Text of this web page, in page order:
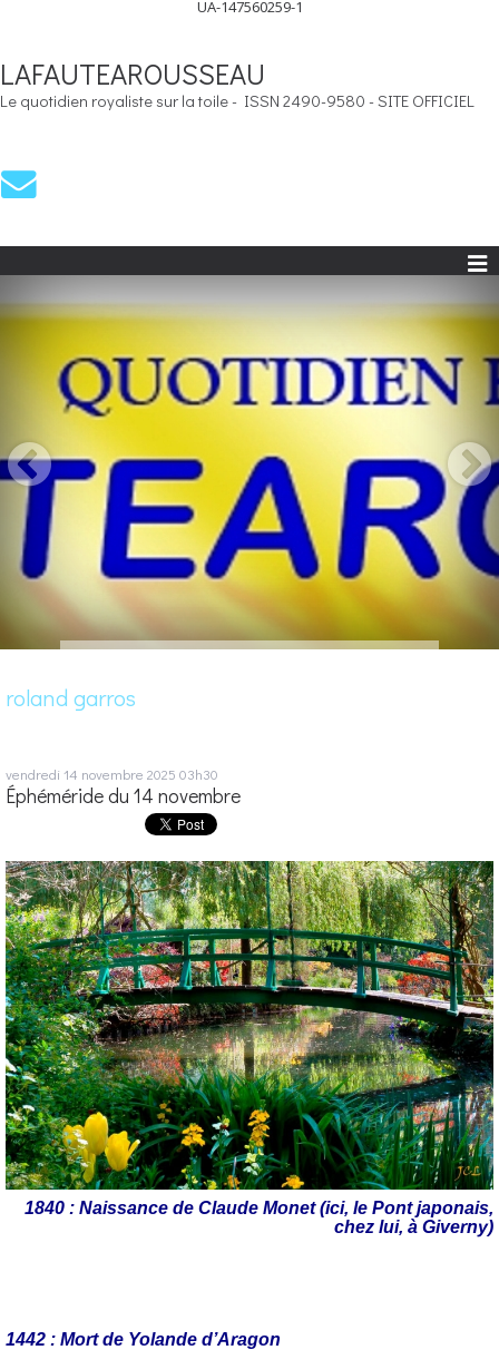
UA-147560259-1
LAFAUTEAROUSSEAU
Le quotidien royaliste sur la toile - ISSN 2490-9580 - SITE OFFICIEL
roland garros
vendredi 14 novembre 2025 03h30
Éphéméride du 14 novembre
1840 : Naissance de Claude Monet (ici, le Pont japonais,
chez lui, à Giverny)
1442 : Mort de Yolande d’Aragon